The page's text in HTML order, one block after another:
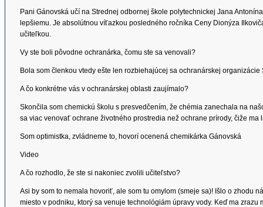
Pani Gánovská učí na Strednej odbornej škole polytechnickej Jana
lepšiemu. Je absolútnou víťazkou posledného ročníka Ceny Dionýza
učiteľkou.
Vy ste boli pôvodne ochranárka, čomu ste sa venovali?
Bola som členkou vtedy ešte len rozbiehajúcej sa ochranárskej
A čo konkrétne vás v ochranárskej oblasti zaujímalo?
Skončila som chemickú školu s presvedčením, že chémia zanechala na
sa viac venovať ochrane životného prostredia než ochrane prírody, čiže ma
Som optimistka, zvládneme to, hovorí ocenená chemikárka Gánovská
Video
A čo rozhodlo, že ste si nakoniec zvolili učiteľstvo?
Asi by som to nemala hovoriť, ale som tu omylom (smeje sa)! Išlo o zhodu
miesto v podniku, ktorý sa venuje technológiám úpravy vody. Keď ma